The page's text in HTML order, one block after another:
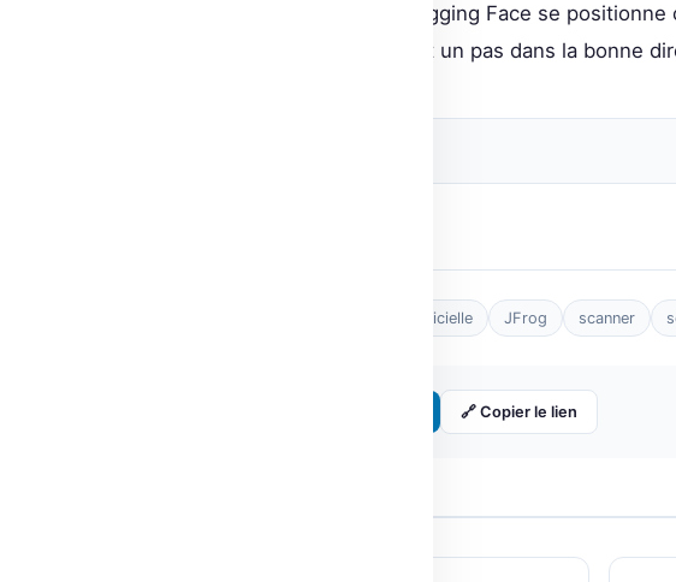
la confiance des utilisateurs, Hugging Face se
des modèles IA. C’est clairement un pas dans la bonne
Intelligence artificielle JFrog scanner
🔗 Copier le lien